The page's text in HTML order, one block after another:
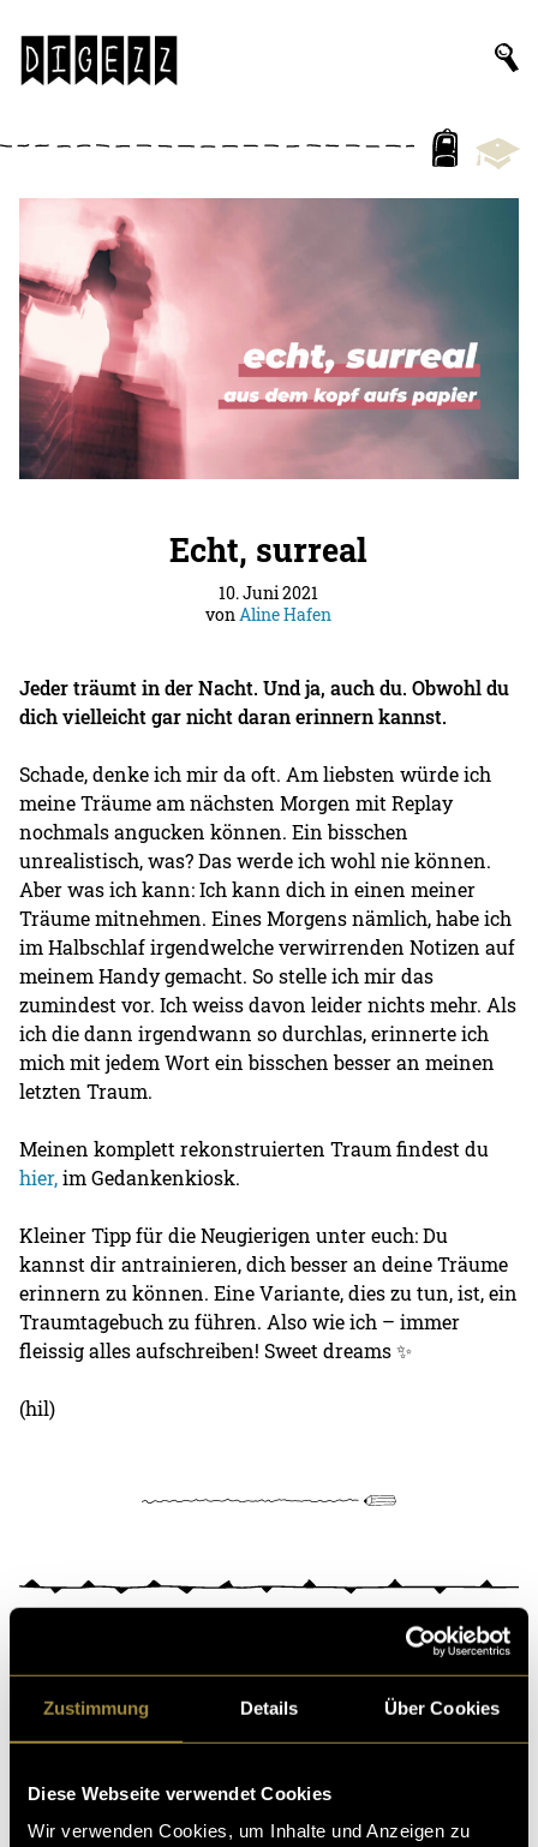
Zustimmung Details Über Cookies
Diese Webseite verwendet Cookies
Wir verwenden Cookies, um Inhalte und Anzeigen zu
Echt, surreal
10. Juni 2021
vonAline Hafen
Jeder träumt in der Nacht. Und ja, auch du. Obwohl du
dich vielleicht gar nicht daran erinnern kannst.
Schade, denke ich mir da oft. Am liebsten würde ich
meine Träume am nächsten Morgen mit Replay
nochmals angucken können. Ein bisschen
unrealistisch, was? Das werde ich wohl nie können.
Aber was ich kann: Ich kann dich in einen meiner
Träume mitnehmen. Eines Morgens nämlich, habe ich
im Halbschlaf irgendwelche verwirrenden Notizen auf
meinem Handy gemacht. So stelle ich mir das
zumindest vor. Ich weiss davon leider nichts mehr. Als
ich die dann irgendwann so durchlas, erinnerte ich
mich mit jedem Wort ein bisschen besser an meinen
letzten Traum.
Meinen komplett rekonstruierten Traum findest du
hier,im Gedankenkiosk.
Kleiner Tipp für die Neugierigen unter euch: Du
kannst dir antrainieren, dich besser an deine Träume
erinnern zu können. Eine Variante, dies zu tun, ist, ein
Traumtagebuch zu führen. Also wie ich – immer
fleissig alles aufschreiben! Sweet dreams ✨
(hil)
Ähnliche Artikel